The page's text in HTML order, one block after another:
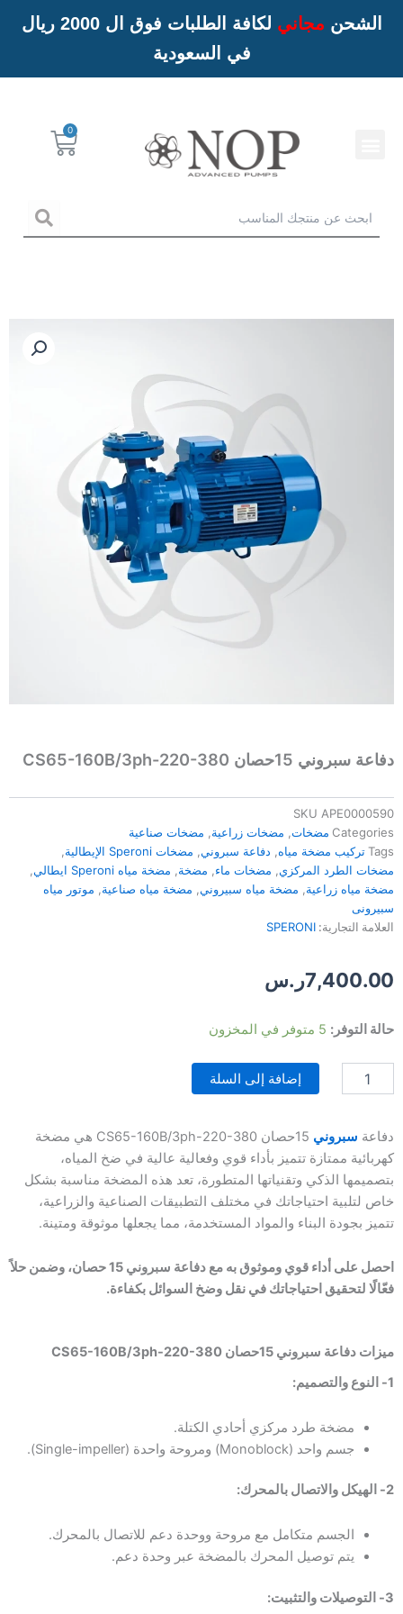
الشحن مجاني
لكافة الطلبات فوق ال 2000 ريال
في السعودية
Cart
دفاعة سبروني 15حصان CS65-160B/3ph-220-380
SKU APE0000590
Categories مضخات مضخات زراعية
مضخات صناعية
Tagsتركيب مضخة مياه دفاعة سبروني مضخات Speroni الإيطالية
مضخات الطرد المركزي
مضخات ماء مضخة مضخة مياه Speroni ايطالي
مضخة مياه زراعية
مضخة مياه سبيروني مضخة مياه صناعية
موتور مياه
سبيرونى
العلامة التجارية: SPERONI
7,400.00ر.س
حالة التوفر: 5 متوفر في المخزون
كمية
سبروني
15حصان
CS65-
220-
380
إضافة إلى السلة
دفاعة سبروني
15حصان CS65-160B/3ph-220-380 هي مضخة
كهربائية ممتازة تتميز بأداء قوي وفعالية عالية في ضخ المياه،
بتصميمها الذكي وتقنياتها المتطورة، تعد هذه المضخة مناسبة بشكل
خاص لتلبية احتياجاتك في مختلف التطبيقات الصناعية والزراعية،
تتميز بجودة البناء والمواد المستخدمة، مما يجعلها موثوقة ومتينة.
احصل على أداء قوي وموثوق به مع دفاعة سبروني 15 حصان، وضمن حلاً
فعّالًا لتحقيق احتياجاتك في نقل وضخ السوائل بكفاءة.
ميزات دفاعة سبروني 15حصان CS65-160B/3ph-220-380
1- النوع والتصميم:
مضخة طرد مركزي أحادي الكتلة.
جسم واحد (Monoblock) ومروحة واحدة (Single-impeller).
2- الهيكل والاتصال بالمحرك:
الجسم متكامل مع مروحة ووحدة دعم للاتصال بالمحرك.
يتم توصيل المحرك بالمضخة عبر وحدة دعم.
3- التوصيلات والتثبيت: